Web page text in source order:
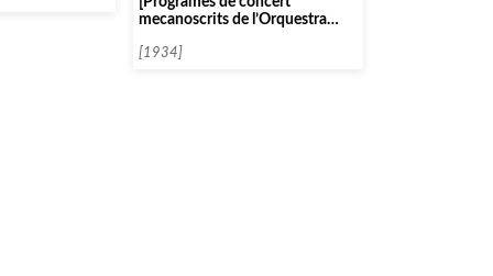
mecanoscrits de l’Orquestra
[1934]